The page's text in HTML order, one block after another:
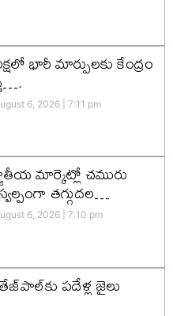
భారీ మార్పులకు కేంద్రం
6, 2026 7:11 pm
మార్కెట్లో చమురు
తగ్గుదల…
6, 2026 7:10 pm
పదేళ్ల జైలు